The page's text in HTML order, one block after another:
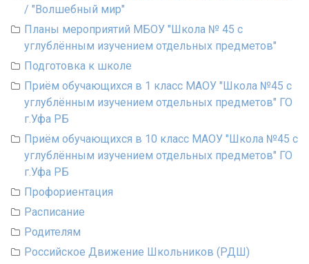
/ "Волшебный мир"
Планы мероприятий МБОУ "Школа № 45 с
углублённым изучением отдельных предметов"
Подготовка к школе
Приём обучающихся в 1 класс МАОУ "Школа №45 с
углублённым изучением отдельных предметов" ГО
г.Уфа РБ
Приём обучающихся в 10 класс МАОУ "Школа №45 с
углублённым изучением отдельных предметов" ГО
г.Уфа РБ
Профориентация
Расписание
Родителям
Российское Движение Школьников (РДШ)